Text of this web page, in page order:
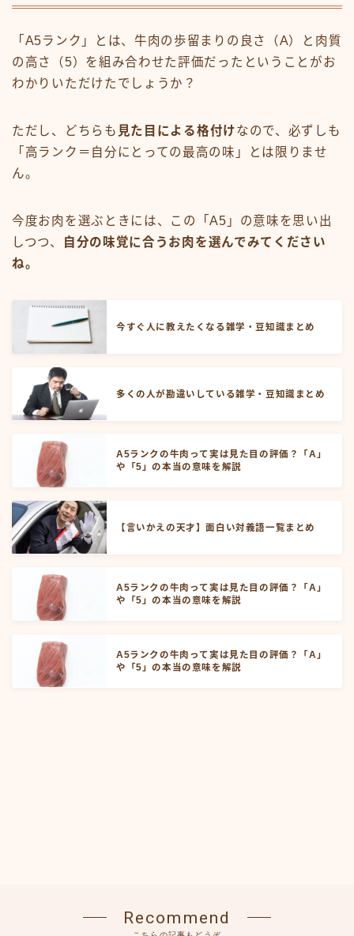
「A5ランク」とは、牛肉の歩留まりの良さ（A）と肉質
の高さ（5）を組み合わせた評価だったということがお
わかりいただけたでしょうか？
ただし、どちらも 見た目による格付けなので、必ずしも
「高ランク＝自分にとっての最高の味」とは限りませ
ん。
今度お肉を選ぶときには、この「A5」の意味を思い出
しつつ、
自分の味覚に合うお肉を選んでみてください
ね。
今すぐ人に教えたくなる雑学・豆知識まとめ
多くの人が勘違いしている雑学・豆知識まとめ
A5ランクの牛肉って実は見た目の評価？「A」
や「5」の本当の意味を解説
【言いかえの天才】面白い対義語一覧まとめ
A5ランクの牛肉って実は見た目の評価？「A」
や「5」の本当の意味を解説
A5ランクの牛肉って実は見た目の評価？「A」
や「5」の本当の意味を解説
Recommend